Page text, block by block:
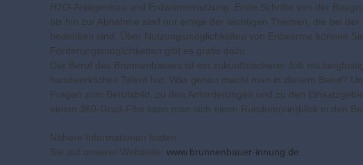
H2O-Anlagenbau und Erdwärmenutzung. Erste Schritte von der
bis hin zur Abnahme sind nur einige der wichtigen Themen, die bei
bedenken sind. Über Nutzungsmöglichkeiten von Erdwärme können
Förderungsmöglichkeiten gibt es gratis dazu.
Der Beruf des Brunnenbauers ist ein zukunftssicherer Job mit
handwerkliches Talent hat. Was genau macht man in diesem Beruf?
Fragen zum Berufsbild, zu den Anforderungen und zu den
einem 360-Grad-Film kann man sich einen Rundum(ein)blick in den
Nähere Informationen finden
Sie auf unserer Webseite: www.brunnenbauer-innung.de